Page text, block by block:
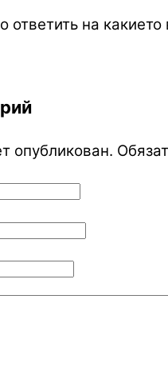
ответить на
опубликован.